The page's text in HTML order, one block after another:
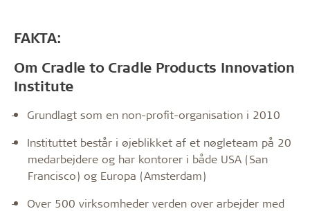
FAKTA:
Om Cradle to Cradle Products Innovation
Institute
-
Grundlagt som en non-profit-organisation i 2010
-
Instituttet består i øjeblikket af et nøgleteam på 20
medarbejdere og har kontorer i både USA (San
Francisco) og Europa (Amsterdam)
-
Over 500 virksomheder verden over arbejder med